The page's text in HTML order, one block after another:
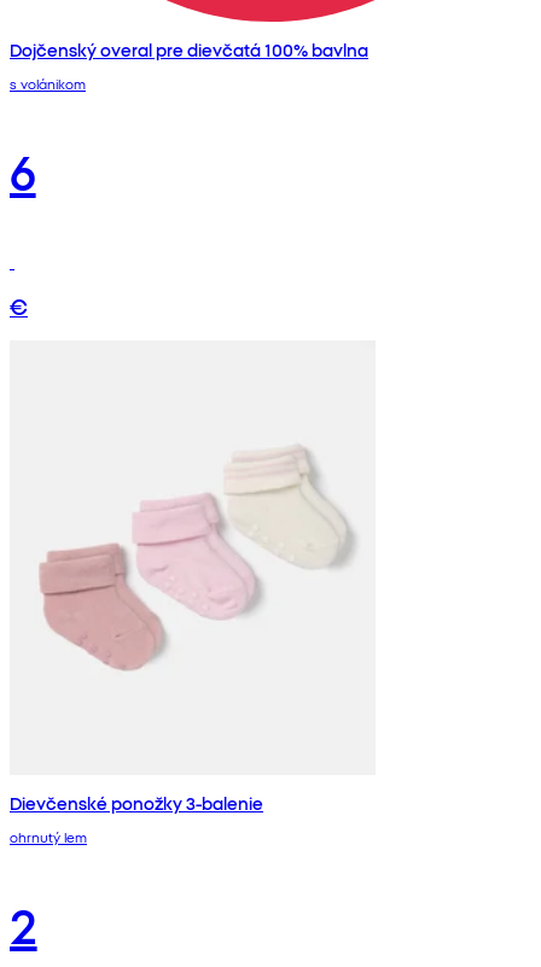
Dojčenský overal pre dievčatá 100% bavlna
s volánikom
6
€
Dievčenské ponožky 3-balenie
ohrnutý lem
2